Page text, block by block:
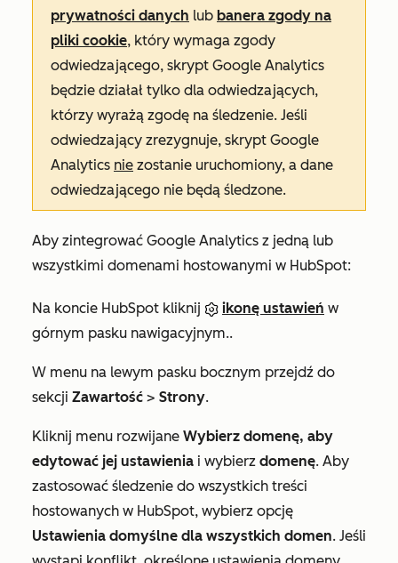
prywatności danych lub banera zgody na
pliki cookie, który wymaga zgody
odwiedzającego, skrypt Google Analytics
będzie działał tylko dla odwiedzających,
którzy wyrażą zgodę na śledzenie. Jeśli
odwiedzający zrezygnuje, skrypt Google
Analytics nie zostanie uruchomiony, a dane
odwiedzającego nie będą śledzone.
Aby zintegrować Google Analytics z jedną lub
wszystkimi domenami hostowanymi w HubSpot:
Na koncie HubSpot kliknij ikonę ustawień w
górnym pasku nawigacyjnym..
W menu na lewym pasku bocznym przejdź do
sekcji Zawartość > Strony.
Kliknij menu rozwijane Wybierz domenę, aby
edytować jej ustawienia i wybierz domenę. Aby
zastosować śledzenie do wszystkich treści
hostowanych w HubSpot, wybierz opcję
Ustawienia domyślne dla wszystkich domen. Jeśli